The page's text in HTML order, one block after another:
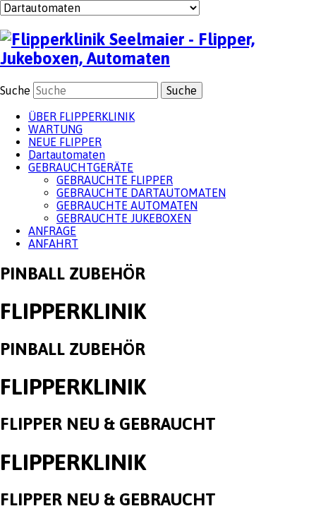
Suche
ÜBER FLIPPERKLINIK
WARTUNG
NEUE FLIPPER
Dartautomaten
GEBRAUCHTGERÄTE
GEBRAUCHTE FLIPPER
GEBRAUCHTE DARTAUTOMATEN
GEBRAUCHTE AUTOMATEN
GEBRAUCHTE JUKEBOXEN
ANFRAGE
ANFAHRT
PINBALL ZUBEHÖR
FLIPPERKLINIK
PINBALL ZUBEHÖR
FLIPPERKLINIK
FLIPPER NEU & GEBRAUCHT
FLIPPERKLINIK
FLIPPER NEU & GEBRAUCHT